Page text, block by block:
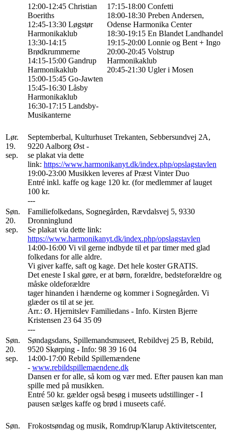
12:00-12:45 Christian
Boeriths
12:45-13:30 Løgstør
Harmonikaklub
13:30-14:15
Brødkrummerne
14:15-15:00 Gandrup
Harmonikaklub
15:00-15:45 Go-Jawten
15:45-16:30 Låsby
Harmonikaklub
16:30-17:15 Landsby-
Musikanterne
17:15-18:00 Confetti
18:00-18:30 Preben Andersen,
Odense Harmonika Center
18:30-19:15 En Blandet Landhandel
19:15-20:00 Lonnie og Bent + Ingo
20:00-20:45 Volstrup
Harmonikaklub
20:45-21:30 Ugler i Mosen
Lør.
19.
sep.
Septemberbal, Kulturhuset Trekanten, Sebbersundvej 2A,
9220 Aalborg Øst -
se plakat via dette
link: https://www.harmonikanyt.dk/index.php/opslagstavlen
19:00-23:00 Musikken leveres af Præst Vinter Duo
Entré inkl. kaffe og kage 120 kr. (for medlemmer af lauget
100 kr.
---
Søn.
20.
sep.
Familiefolkedans, Sognegården, Rævdalsvej 5, 9330
Dronninglund
Se plakat via dette link:
https://www.harmonikanyt.dk/index.php/opslagstavlen
14:00-16:00 Vi vil gerne indbyde til et par timer med glad
folkedans for alle aldre.
Vi giver kaffe, saft og kage. Det hele koster GRATIS.
Det eneste I skal gøre, er at børn, forældre, bedsteforældre og
måske oldeforældre
tager hinanden i hænderne og kommer i Sognegården. Vi
glæder os til at se jer.
Arr.: Ø. Hjernitslev Familiedans - Info. Kirsten Bjerre
Kristensen 23 64 35 09
---
Søn.
20.
sep.
Søndagsdans, Spillemandsmuseet, Rebildvej 25 B, Rebild,
9520 Skørping - Info: 98 39 16 04
14:00-17:00 Rebild Spillemændene
- www.rebildspillemaendene.dk
Dansen er for alle, så kom og vær med. Efter pausen kan man
spille med på musikken.
Entré 50 kr. gælder også besøg i museets udstillinger - I
pausen sælges kaffe og brød i museets café.
Søn.
Frokostsøndag og musik, Romdrup/Klarup Aktivitetscenter,